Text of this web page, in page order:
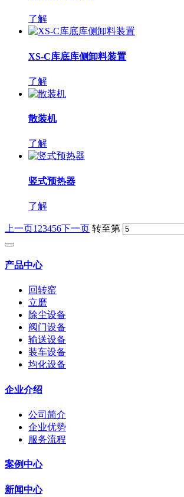
了解
XS-C库底库侧卸料装置
了解
散装机
了解
竖式预热器
了解
上一页1 23456下一页 转至第
产品中心
回转窑
立磨
除尘设备
阀门设备
输送设备
装车设备
均化设备
企业介绍
公司简介
企业优势
服务流程
案例中心
新闻中心